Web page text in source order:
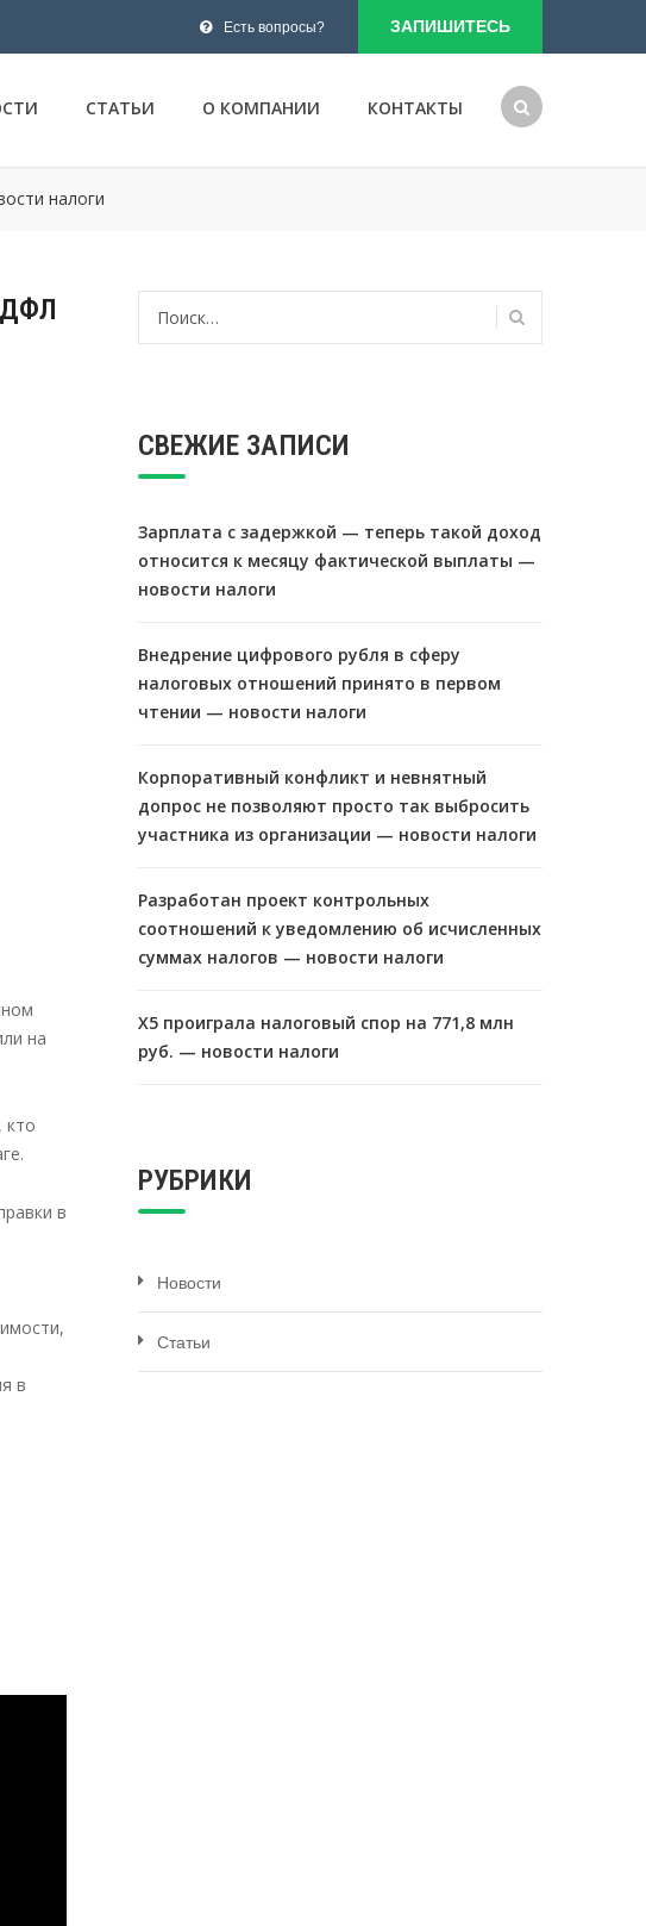
Есть вопросы? ЗАПИШИТЕСЬ
СТАТЬИ О КОМПАНИИ КОНТАКТЫ
налоги
на
кто
в
в
СВЕЖИЕ ЗАПИСИ
Зарплата с задержкой — теперь такой доход
относится к месяцу фактической выплаты —
новости налоги
Внедрение цифрового рубля в сферу
налоговых отношений принято в первом
чтении — новости налоги
Корпоративный конфликт и невнятный
допрос не позволяют просто так выбросить
участника из организации — новости налоги
Разработан проект контрольных
соотношений к уведомлению об исчисленных
суммах налогов — новости налоги
X5 проиграла налоговый спор на 771,8 млн
руб. — новости налоги
РУБРИКИ
Новости
Статьи